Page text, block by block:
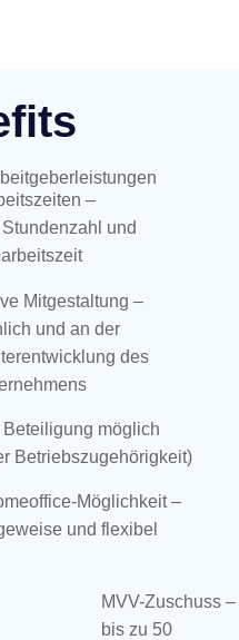
–
und
Mitgestaltung –
und an der
des
möglich
Betriebszugehörigkeit)
Möglichkeit –
und flexibel
MVV-Zuschuss –
bis zu 50